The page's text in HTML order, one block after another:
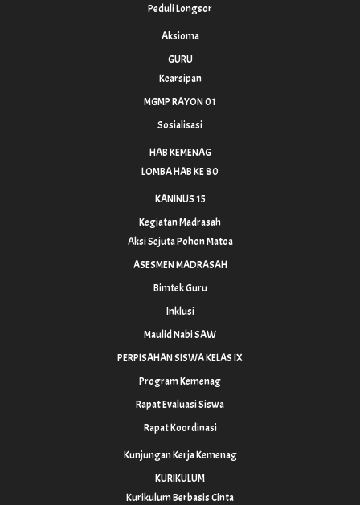
Peduli Longsor
Aksioma
GURU
Kearsipan
MGMP RAYON 01
Sosialisasi
HAB KEMENAG
LOMBA HAB KE 80
KANINUS 15
Kegiatan Madrasah
Aksi Sejuta Pohon Matoa
ASESMEN MADRASAH
Bimtek Guru
Inklusi
Maulid Nabi SAW
PERPISAHAN SISWA KELAS IX
Program Kemenag
Rapat Evaluasi Siswa
Rapat Koordinasi
Kunjungan Kerja Kemenag
KURIKULUM
Kurikulum Berbasis Cinta